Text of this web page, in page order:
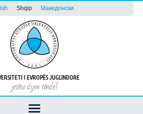
Shqip Македонски
I EVROPËS JUGLINDORE
jetëso dijen tënde!